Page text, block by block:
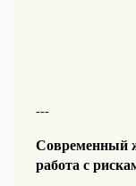
---
Современный
работа с